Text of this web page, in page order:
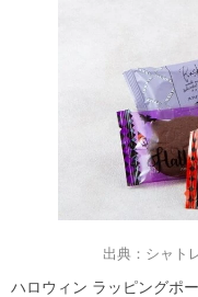
出典：シャト
ハロウィン ラッピングポ